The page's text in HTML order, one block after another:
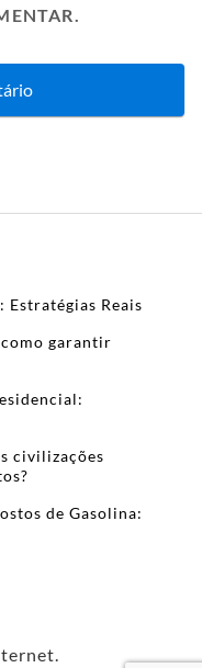
Estratégias Reais
garantir
civilizações
de Gasolina: